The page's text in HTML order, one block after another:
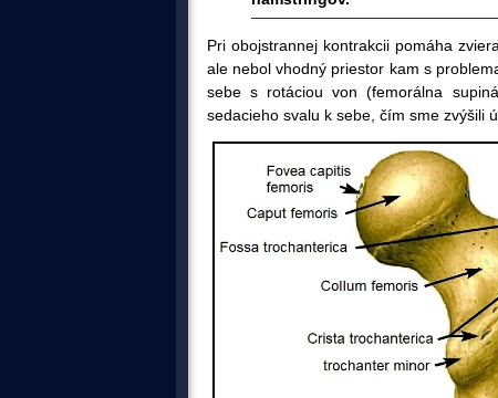
Pri obojstrannej kontrakcii pomáha
ale nebol vhodný priestor kam s
sebe s rotáciou von (femorálna
sedacieho svalu k sebe, čím sme zvýšili